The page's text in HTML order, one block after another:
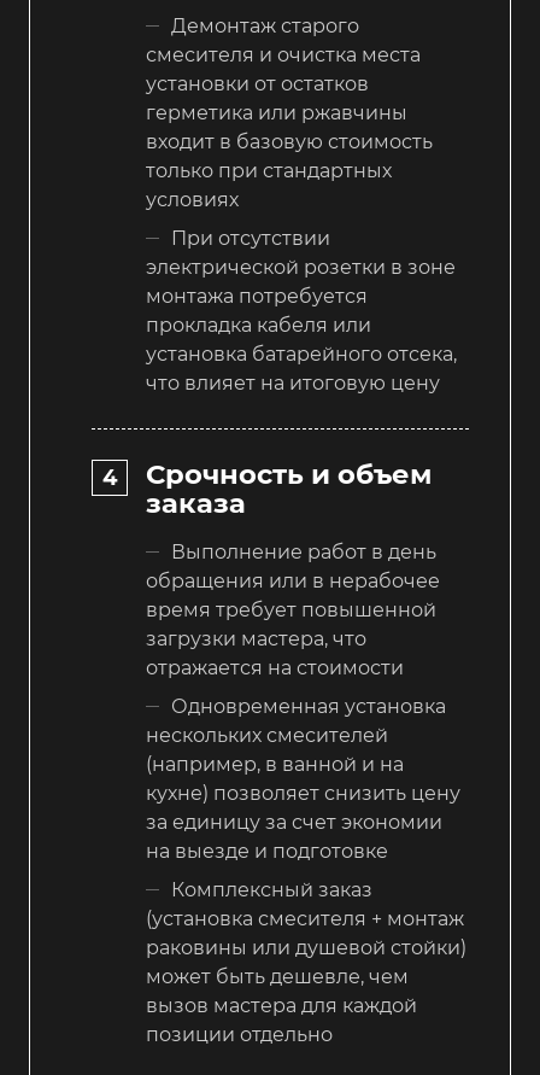
Демонтаж старого
смесителя и очистка места
установки от остатков
герметика или ржавчины
входит в базовую стоимость
только при стандартных
условиях
При отсутствии
электрической розетки в зоне
монтажа потребуется
прокладка кабеля или
установка батарейного отсека,
что влияет на итоговую цену
Срочность и объем
заказа
Выполнение работ в день
обращения или в нерабочее
время требует повышенной
загрузки мастера, что
отражается на стоимости
Одновременная установка
нескольких смесителей
(например, в ванной и на
кухне) позволяет снизить цену
за единицу за счет экономии
на выезде и подготовке
Комплексный заказ
(установка смесителя + монтаж
раковины или душевой стойки)
может быть дешевле, чем
вызов мастера для каждой
позиции отдельно